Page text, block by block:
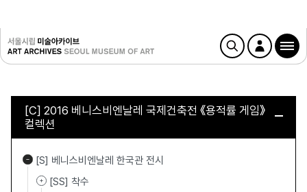
[C] 2016 베니스비엔날레 국제건축전 《용적률 게임》
컬렉션
[S] 베니스비엔날레 한국관 전시
[SS] 착수